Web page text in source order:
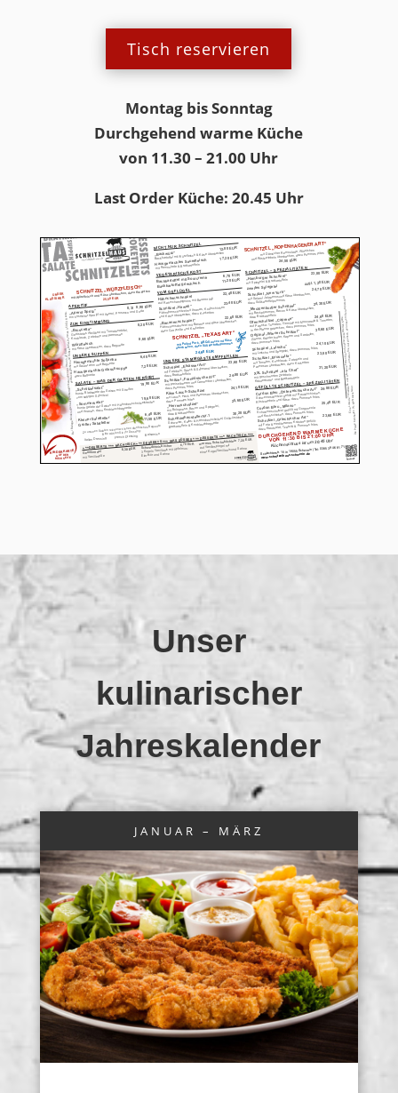
Tisch reservieren
Montag bis Sonntag
Durchgehend warme Küche
von 11.30 – 21.00 Uhr
Last Order Küche: 20.45 Uhr
Unser
kulinarischer
Jahreskalender
JANUAR – MÄRZ